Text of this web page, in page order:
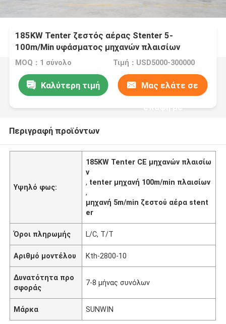
185KW Tenter ζεστός αέρας Stenter 5-
100m/Min υφάσματος μηχανών πλαισίων
MOQ：1 σύνολο Τιμή：USD5000-300000
Καλύτερη τιμή Μας ελάτε σε
επαφή με
Περιγραφή προϊόντων
Υψηλό φως:
185KW Tenter CE μηχανών πλαισίω
ν
, tenter μηχανή 100m/min πλαισίων
,
μηχανή 5m/min ζεστού αέρα stent
er
Όροι πληρωμής L/C, T/T
Αριθμό μοντέλου Kth-2800-10
Δυνατότητα προ
σφοράς
7-8 μήνας συνόλων
Μάρκα SUNWIN